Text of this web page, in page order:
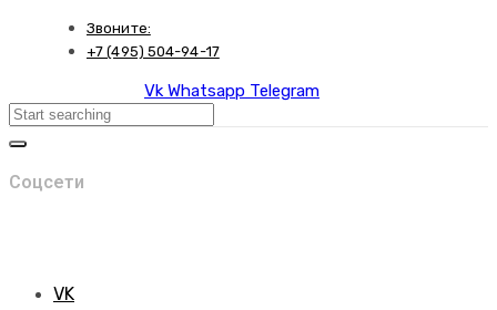
Skip
to
Звоните:
+7 (495) 504-94-17
Vk Whatsapp Telegram
Search
Соцсети
VK